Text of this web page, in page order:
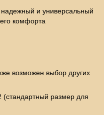
и универсальный
комфорта
возможен выбор других
(стандартный размер для